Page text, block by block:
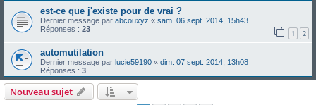
est-ce que j'existe pour de vrai ?
Dernier message par abcouxyz « sam. 06 sept. 2014, 15h43
Réponses : 23 1 2
automutilation
Dernier message par lucie59190 « dim. 07 sept. 2014, 13h08
Réponses : 3
Nouveau sujet